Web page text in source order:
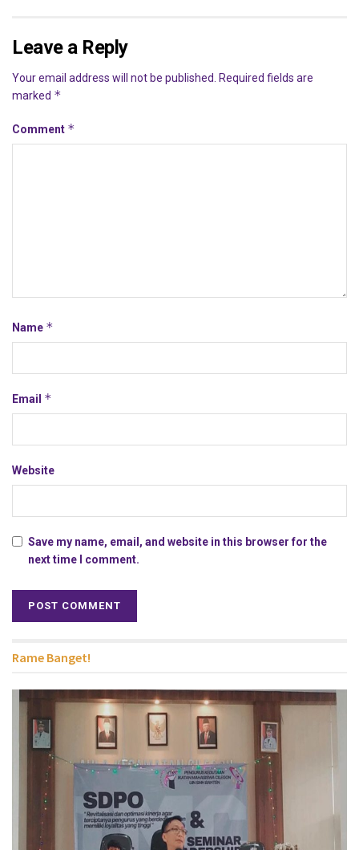
Leave a Reply
Your email address will not be published. Required fields are
marked *
Comment *
Name *
Email *
Website
Save my name, email, and website in this browser for the
next time I comment.
Rame Banget!